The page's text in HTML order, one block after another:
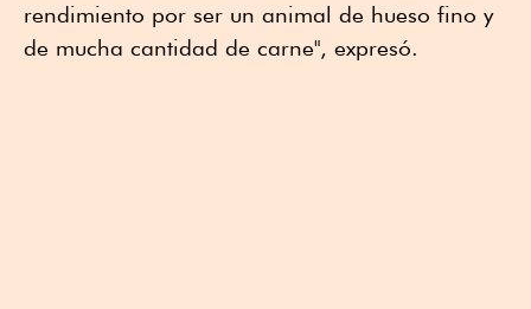
rendimiento por ser un animal de hueso fino y
de mucha cantidad de carne", expresó.